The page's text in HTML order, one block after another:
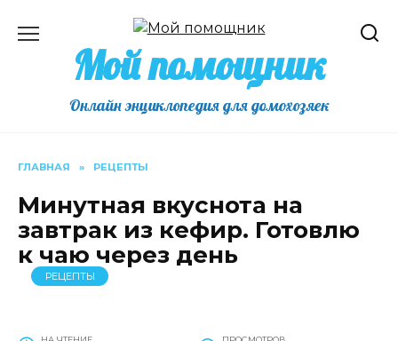
содержаниюМой помощник
Онлайн энциклопедия для домохозяек
ГЛАВНАЯ » РЕЦЕПТЫ
Минутная вкуснота на
завтрак из кефир. Готовлю
к чаю через день
РЕЦЕПТЫ